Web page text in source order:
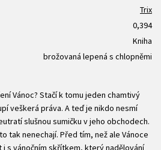
Trix
0,394
Kniha
brožovaná lepená s chlopněmi
Vánoc? Stačí k tomu jeden chamtivý
veškerá práva. A teď je nikdo nesmí
slušnou sumičku v jeho obchodech.
tak nenechají. Před tím, než ale Vánoce
s vánočním skřítkem, který nadělování